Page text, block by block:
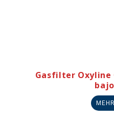
Gasfilter Oxyline